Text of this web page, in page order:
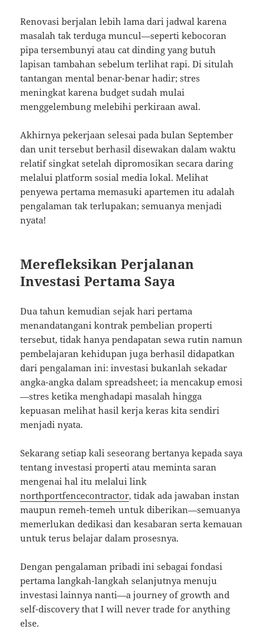
Renovasi berjalan lebih lama dari jadwal karena
masalah tak terduga muncul—seperti kebocoran
pipa tersembunyi atau cat dinding yang butuh
lapisan tambahan sebelum terlihat rapi. Di situlah
tantangan mental benar-benar hadir; stres
meningkat karena budget sudah mulai
menggelembung melebihi perkiraan awal.
Akhirnya pekerjaan selesai pada bulan September
dan unit tersebut berhasil disewakan dalam waktu
relatif singkat setelah dipromosikan secara daring
melalui platform sosial media lokal. Melihat
penyewa pertama memasuki apartemen itu adalah
pengalaman tak terlupakan; semuanya menjadi
nyata!
Merefleksikan Perjalanan
Investasi Pertama Saya
Dua tahun kemudian sejak hari pertama
menandatangani kontrak pembelian properti
tersebut, tidak hanya pendapatan sewa rutin namun
pembelajaran kehidupan juga berhasil didapatkan
dari pengalaman ini: investasi bukanlah sekadar
angka-angka dalam spreadsheet; ia mencakup emosi
—stres ketika menghadapi masalah hingga
kepuasan melihat hasil kerja keras kita sendiri
menjadi nyata.
Sekarang setiap kali seseorang bertanya kepada saya
tentang investasi properti atau meminta saran
mengenai hal itu melalui link
northportfencecontractor, tidak ada jawaban instan
maupun remeh-temeh untuk diberikan—semuanya
memerlukan dedikasi dan kesabaran serta kemauan
untuk terus belajar dalam prosesnya.
Dengan pengalaman pribadi ini sebagai fondasi
pertama langkah-langkah selanjutnya menuju
investasi lainnya nanti—a journey of growth and
self-discovery that I will never trade for anything
else.